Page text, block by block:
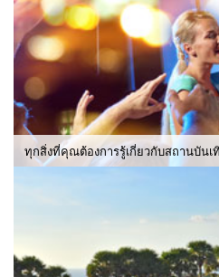
ทุกสิ่งที่คุณต้องการรู้เกี่ยวกับสถานบันเ